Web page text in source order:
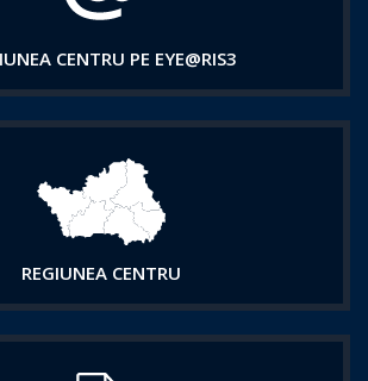
CENTRU PE EYE@RIS3
REGIUNEA CENTRU